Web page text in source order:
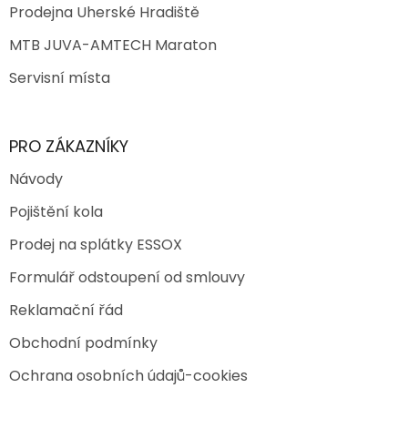
Prodejna Uherské Hradiště
MTB JUVA-AMTECH Maraton
Servisní místa
PRO ZÁKAZNÍKY
Návody
Pojištění kola
Prodej na splátky ESSOX
Formulář odstoupení od smlouvy
Reklamační řád
Obchodní podmínky
Ochrana osobních údajů-cookies